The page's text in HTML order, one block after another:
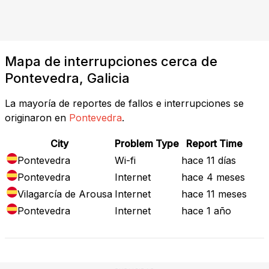
Mapa de interrupciones cerca de
Pontevedra, Galicia
La mayoría de reportes de fallos e interrupciones se
originaron en Pontevedra.
City Problem Type
Report Time
Pontevedra
Wi-fi
hace 11 días
Pontevedra
Internet
hace 4 meses
Vilagarcía de Arousa Internet
hace 11 meses
Pontevedra
Internet hace 1 año